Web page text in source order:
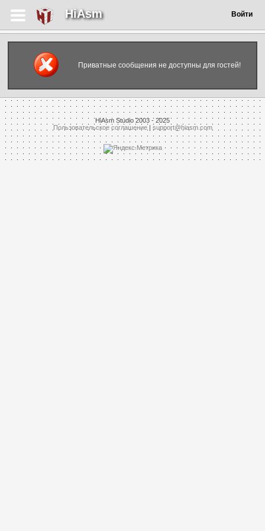
HiAsm Войти
Приватные сообщения не доступны для гостей!
HiAsm Studio 2003 - 2025
Пользовательское соглашение| support@hiasm.com